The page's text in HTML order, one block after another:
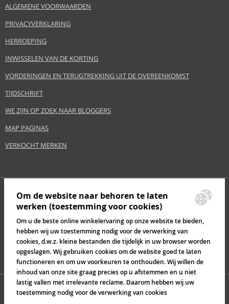
ALGEMENE VOORWAARDEN
PRIVACYVERKLARING
HERROEPING
INWISSELEN VAN DE KORTING
VORDERINGEN EN TERUGTREKKING UIT DE OVEREENKOMST
TIJDSCHRIFT
WE ZIJN OP ZOEK NAAR BLOGGERS
MAP PAGINAS
VERKOCHT MERKEN
Om de website naar behoren te laten
werken (toestemming voor cookies)
Om u de beste online winkelervaring op onze website te bieden,
hebben wij uw toestemming nodig voor de verwerking van
cookies, d.w.z. kleine bestanden die tijdelijk in uw browser worden
opgeslagen. Wij gebruiken cookies om de website goed te laten
functioneren en om uw voorkeuren te onthouden. Wij willen de
inhoud van onze site graag precies op u afstemmen en u niet
lastig vallen met irrelevante reclame. Daarom hebben wij uw
toestemming nodig voor de verwerking van cookies